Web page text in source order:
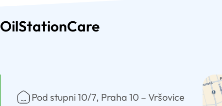
OilStationCare
Pod stupni 10/7, Praha 10 – Vršovice